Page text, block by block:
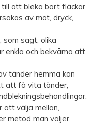
till att bleka bort fläckar
av mat, dryck,
som sagt, olika
enkla och bekväma att
tänder hemma kan
att få vita tänder,
att välja mellan,
metod man väljer.